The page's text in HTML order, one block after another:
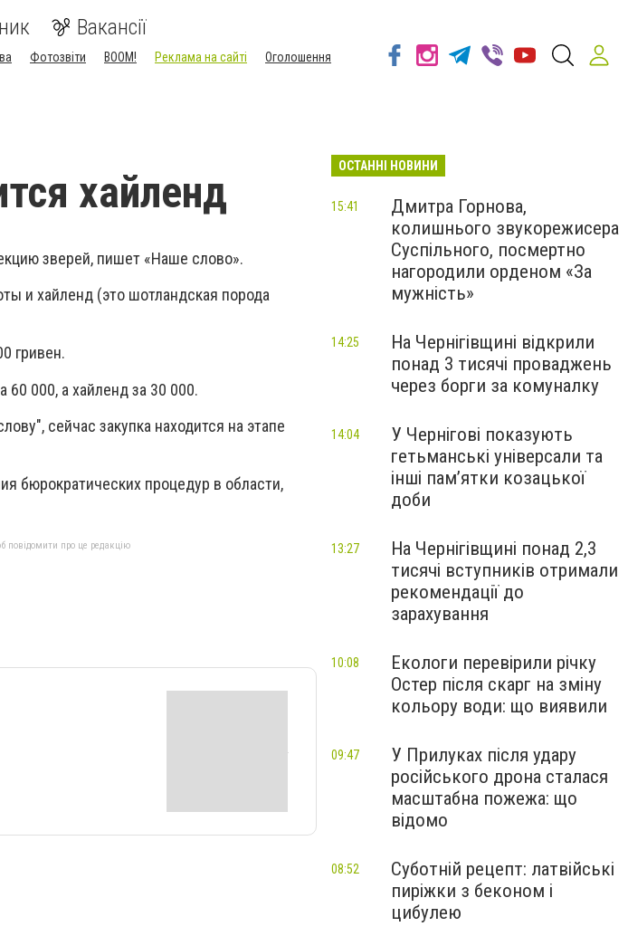
Вакансії
Фотозвіти BOOM! Реклама на сайті
Оголошення
хайленд
зверей, пишет «Наше слово».
и хайленд (это шотландская порода
гривен.
60 000, а хайленд за 30 000.
сейчас закупка находится на этапе
бюрократических процедур в области,
повідомити про це редакцію
ОСТАННІ НОВИНИ
Дмитра Горнова,
колишнього звукорежисера
Суспільного, посмертно
нагородили орденом «За
мужність»
15:41
На Чернігівщині відкрили
понад 3 тисячі проваджень
через борги за комуналку
14:25
У Чернігові показують
гетьманські універсали та
інші пам’ятки козацької
доби
14:04
На Чернігівщині понад 2,3
тисячі вступників отримали
рекомендації до
зарахування
13:27
Екологи перевірили річку
Остер після скарг на зміну
кольору води: що виявили
10:08
У Прилуках після удару
російського дрона сталася
масштабна пожежа: що
відомо
09:47
Суботній рецепт: латвійські
пиріжки з беконом і
цибулею
08:52